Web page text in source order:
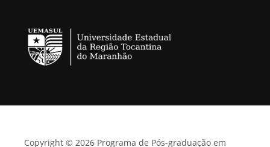
Copyright © 2026 Programa de Pós-graduação em